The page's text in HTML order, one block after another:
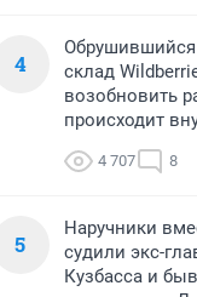
4
Обрушившийся
склад
возобновить
происходит
4 707 8
5
Наручники
судили экс-
Кузбасса и